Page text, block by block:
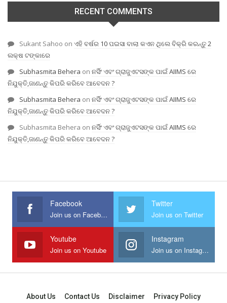
RECENT COMMENTS
Sukant Sahoo on ଏହି ବର୍ଷର 10 ପଇସା ବାଲା କଏନ ଥିଲେ ବିକ୍ରି କରନ୍ତୁ 2
ଲକ୍ଷ ଟଙ୍କାରେ
Subhasmita Behera on ନର୍ସିଂ ଏବଂ ଗ୍ରାଜୁଏଟସଙ୍କ ପାଇଁ AIIMS ରେ
ନିଯୁକ୍ତି,ଜାଣନ୍ତୁ କିପରି କରିବେ ଆବେଦନ ?
Subhasmita Behera on ନର୍ସିଂ ଏବଂ ଗ୍ରାଜୁଏଟସଙ୍କ ପାଇଁ AIIMS ରେ
ନିଯୁକ୍ତି,ଜାଣନ୍ତୁ କିପରି କରିବେ ଆବେଦନ ?
Subhasmita Behera on ନର୍ସିଂ ଏବଂ ଗ୍ରାଜୁଏଟସଙ୍କ ପାଇଁ AIIMS ରେ
ନିଯୁକ୍ତି,ଜାଣନ୍ତୁ କିପରି କରିବେ ଆବେଦନ ?
Facebook
Join us on Facebook
Twitter
Join us on Twitter
Youtube
Join us on Youtube
Instagram
Join us on Instagram
About Us Contact Us Disclaimer Privacy Policy